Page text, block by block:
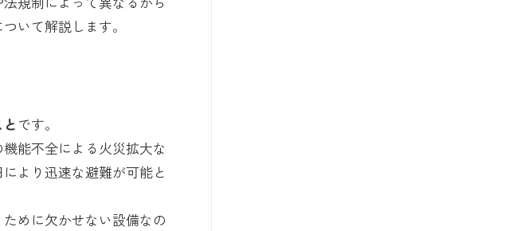
いて解説します。
です。
能不全による火災拡大な
より迅速な避難が可能と
めに欠かせない設備なの